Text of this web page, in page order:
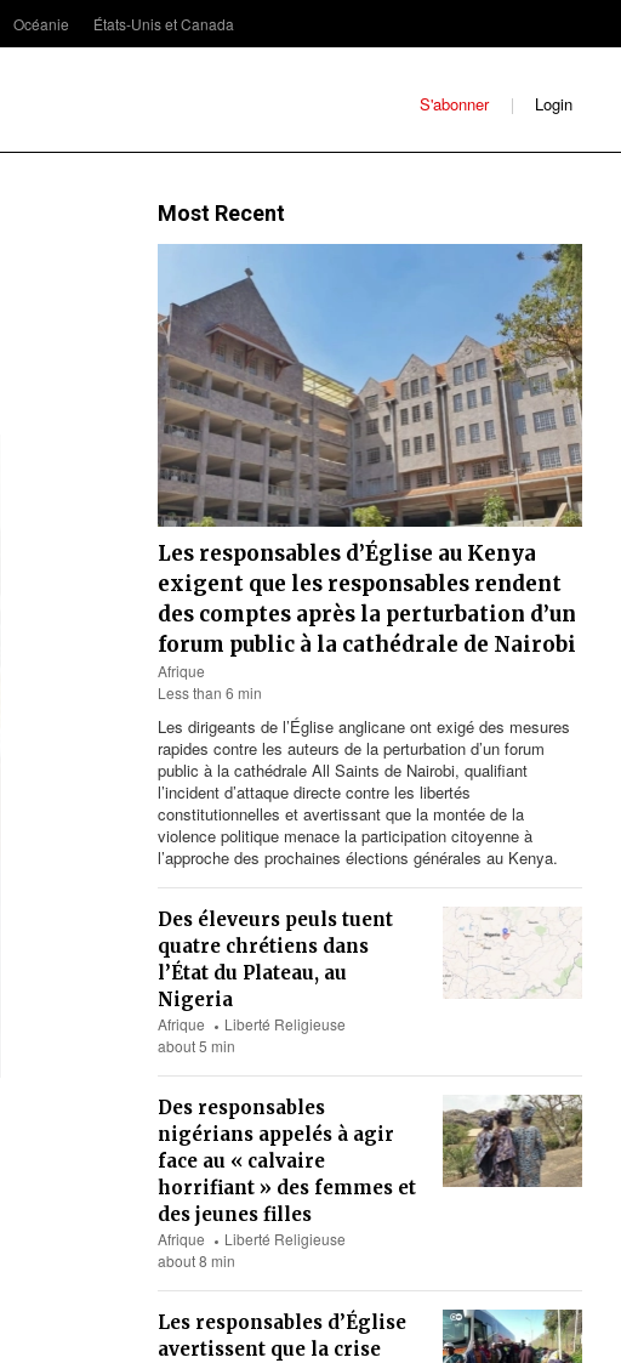
Océanie États-Unis et Canada
S'abonner Login
Most Recent
Les responsables d’Église au Kenya
exigent que les responsables rendent
des comptes après la perturbation d’un
forum public à la cathédrale de Nairobi
Afrique
Less than 6 min
Les dirigeants de l’Église anglicane ont exigé des mesures
rapides contre les auteurs de la perturbation d’un forum
public à la cathédrale All Saints de Nairobi, qualifiant
l’incident d’attaque directe contre les libertés
constitutionnelles et avertissant que la montée de la
violence politique menace la participation citoyenne à
l’approche des prochaines élections générales au Kenya.
Des éleveurs peuls tuent
quatre chrétiens dans
l’État du Plateau, au
Nigeria
Afrique
Liberté Religieuse
about 5 min
Des responsables
nigérians appelés à agir
face au « calvaire
horrifiant » des femmes et
des jeunes filles
Afrique
Liberté Religieuse
about 8 min
Les responsables d’Église
avertissent que la crise